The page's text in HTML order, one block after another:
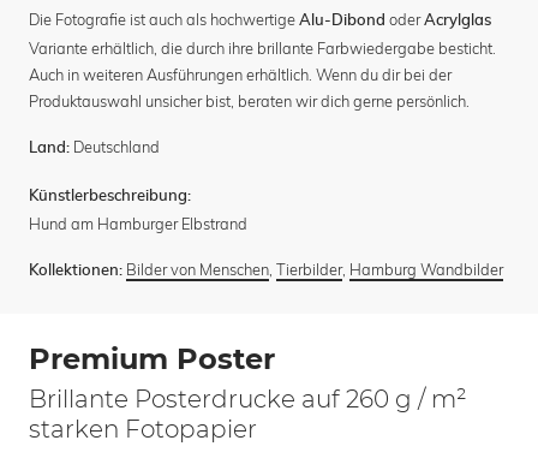
Die Fotografie ist auch als hochwertige Alu-Dibond oderAcrylglas
Variante erhältlich, die durch ihre brillante Farbwiedergabe besticht.
Auch in weiteren Ausführungen erhältlich. Wenn du dir bei der
Produktauswahl unsicher bist, beraten wir dich gerne persönlich.
Land: Deutschland
Künstlerbeschreibung:
Hund am Hamburger Elbstrand
Kollektionen: Bilder von Menschen Tierbilder, Hamburg Wandbilder
Premium Poster
Brillante Posterdrucke auf 260 g / m²
starken Fotopapier